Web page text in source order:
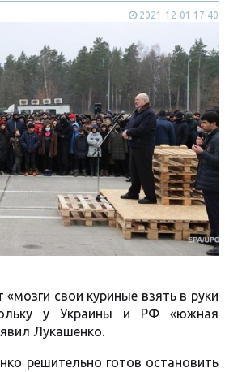
2021-12-01 17:40
свои куриные взять в руки
у Украины и РФ «южная
Лукашенко.
решительно готов остановить